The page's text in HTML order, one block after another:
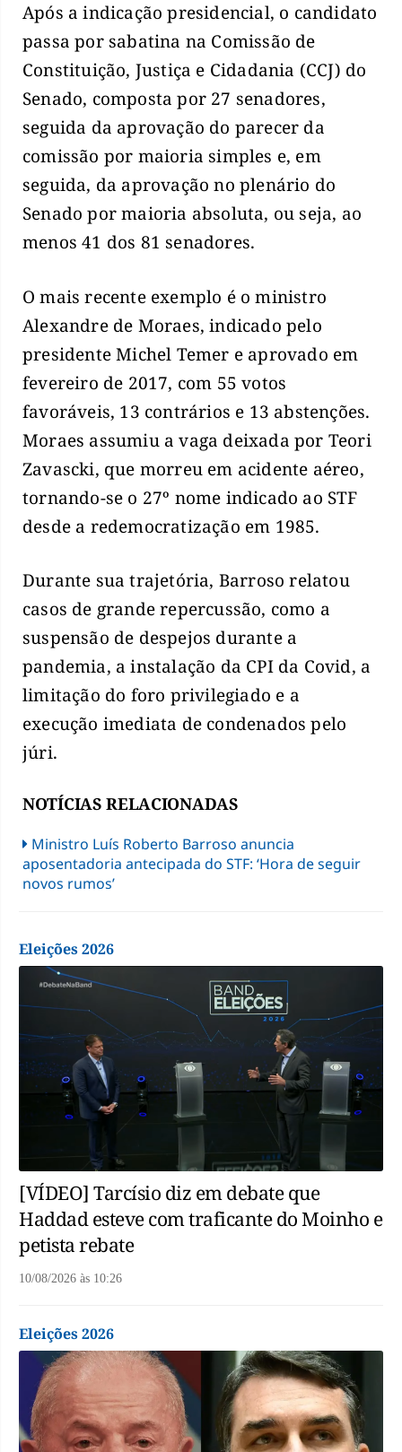
Após a indicação presidencial, o candidato
passa por sabatina na Comissão de
Constituição, Justiça e Cidadania (CCJ) do
Senado, composta por 27 senadores,
seguida da aprovação do parecer da
comissão por maioria simples e, em
seguida, da aprovação no plenário do
Senado por maioria absoluta, ou seja, ao
menos 41 dos 81 senadores.
O mais recente exemplo é o ministro
Alexandre de Moraes, indicado pelo
presidente Michel Temer e aprovado em
fevereiro de 2017, com 55 votos
favoráveis, 13 contrários e 13 abstenções.
Moraes assumiu a vaga deixada por Teori
Zavascki, que morreu em acidente aéreo,
tornando-se o 27º nome indicado ao STF
desde a redemocratização em 1985.
Durante sua trajetória, Barroso relatou
casos de grande repercussão, como a
suspensão de despejos durante a
pandemia, a instalação da CPI da Covid, a
limitação do foro privilegiado e a
execução imediata de condenados pelo
júri.
NOTÍCIAS RELACIONADAS
Ministro Luís Roberto Barroso anuncia
aposentadoria antecipada do STF: ‘Hora de seguir
novos rumos’
Eleições 2026
[VÍDEO] Tarcísio diz em debate que
Haddad esteve com traficante do Moinho e
petista rebate
10/08/2026 às 10:26
Eleições 2026